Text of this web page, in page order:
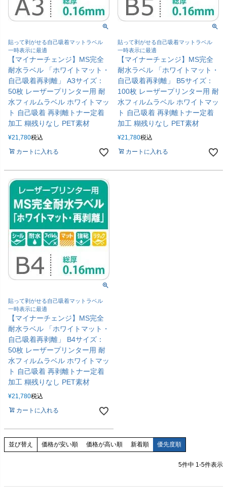
貼って剥がせる自己吸着マットラベル
一時表示に最適
【マイナーチェンジ】MS完全
耐水ラベル 「ホワイトマット・
自己吸着再剥離」 A3サイズ：
50枚 レーザープリンター用 耐
水フィルムラベル ホワイトマッ
ト 自己吸着 再剥離トナー定着
加工 糊残りなし PET素材
¥21,780税込
カートに入れる
貼って剥がせる自己吸着マットラベル
一時表示に最適
【マイナーチェンジ】MS完全
耐水ラベル 「ホワイトマット・
自己吸着再剥離」 B5サイズ：
100枚 レーザープリンター用 耐
水フィルムラベル ホワイトマッ
ト 自己吸着 再剥離トナー定着
加工 糊残りなし PET素材
¥21,780税込
カートに入れる
貼って剥がせる自己吸着マットラベル
一時表示に最適
【マイナーチェンジ】MS完全
耐水ラベル 「ホワイトマット・
自己吸着再剥離」 B4サイズ：
50枚 レーザープリンター用 耐
水フィルムラベル ホワイトマッ
ト 自己吸着 再剥離トナー定着
加工 糊残りなし PET素材
¥21,780税込
カートに入れる
並び替え 価格が安い順 価格が高い順 新着順 優先度順
5件中 1 -5件表示